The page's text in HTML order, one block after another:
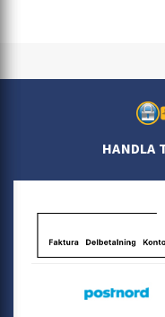
HANDLA